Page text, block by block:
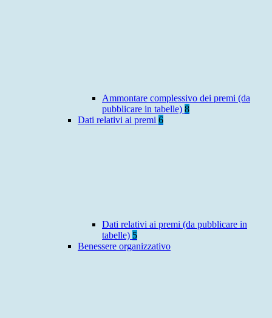
Ammontare complessivo dei premi (da
pubblicare in tabelle) 8
Dati relativi ai premi 6
Dati relativi ai premi (da pubblicare in
tabelle) 5
Benessere organizzativo